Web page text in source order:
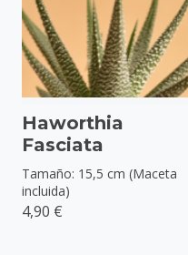
Haworthia
Fasciata
Tamaño: 15,5 cm (Maceta
incluida)
4,90 €